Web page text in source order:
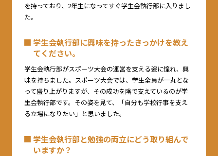
を持っており、2年生になってすぐ学生会執行部に入りまし
た。
学生会執行部に興味を持ったきっかけを教え
てください。
学生会執行部がスポーツ大会の運営を支える姿に憧れ、興
味を持ちました。スポーツ大会では、学生全員が一丸とな
って盛り上がりますが、その成功を陰で支えているのが学
生会執行部です。その姿を見て、「自分も学校行事を支え
る立場になりたい」と思いました。
学生会執行部と勉強の両立にどう取り組んで
いますか？